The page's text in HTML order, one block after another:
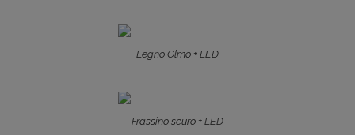
Legno Olmo + LED
Frassino scuro + LED